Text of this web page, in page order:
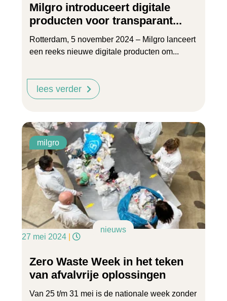
Milgro introduceert digitale
producten voor transparant...
Rotterdam, 5 november 2024 – Milgro lanceert
een reeks nieuwe digitale producten om...
lees verder
milgro
nieuws
27 mei 2024
Zero Waste Week in het teken
van afvalvrije oplossingen
Van 25 t/m 31 mei is de nationale week zonder